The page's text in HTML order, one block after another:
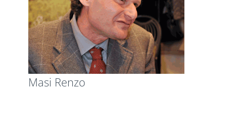
Masi Renzo